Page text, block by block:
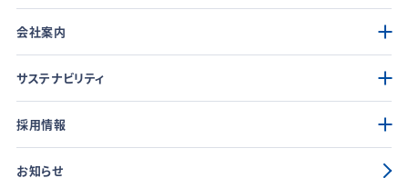
会社案内
サステナビリティ
採用情報
お知らせ